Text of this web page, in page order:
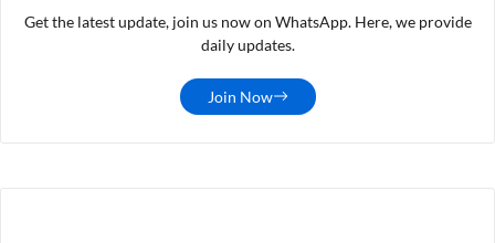
Get the latest update, join us now on WhatsApp. Here, we provide
daily updates.
Join Now